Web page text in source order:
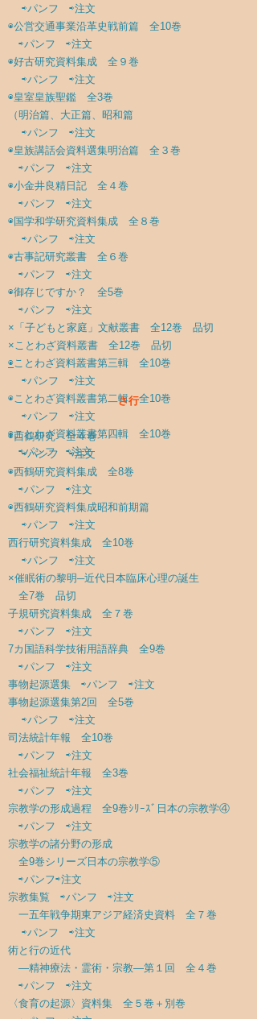
⇨パンフ ⇨注文
◉公営交通事業沿革史戦前篇 全10巻
⇨パンフ ⇨注文
◉好古研究資料集成 全９巻
⇨パンフ ⇨注文
◉皇室皇族聖鑑 全3巻
（明治篇、大正篇、昭和篇
⇨パンフ ⇨注文
◉皇族講話会資料選集明治篇 全３巻
⇨パンフ ⇨注文
◉小金井良精日記 全４巻
⇨パンフ ⇨注文
◉ 国学和学研究資料集成 全８巻
⇨パンフ ⇨注文
◉古事記研究叢書 全６巻
⇨パンフ ⇨注文
◉御存じですか？ 全5巻
⇨パンフ ⇨注文
×「子どもと家庭」文献叢書 全12巻 品切
×ことわざ資料叢書 全12巻 品切
◉ことわざ資料叢書第三輯 全10巻
⇨パンフ ⇨注文
◉ことわざ資料叢書第二輯 全10巻
⇨パンフ ⇨注文
◉ことわざ資料叢書第四輯 全10巻
⇨パンフ ⇨注文
さ行
◉西鶴研究 全４巻
⇨パンフ⇨注文
◉西鶴研究資料集成 全8巻
⇨パンフ ⇨注文
◉西鶴研究資料集成昭和前期篇
⇨パンフ ⇨注文
西行研究資料集成 全10巻
⇨パンフ ⇨注文
×催眠術の黎明─近代日本臨床心理の誕生
全7巻 品切
子規研究資料集成 全７巻
⇨パンフ ⇨注文
7カ国語科学技術用語辞典 全9巻
⇨パンフ ⇨注文
事物起源選集 ⇨パンフ ⇨注文
事物起源選集第2回 全5巻
⇨パンフ ⇨注文
司法統計年報 全10巻
⇨パンフ ⇨注文
社会福祉統計年報 全3巻
⇨パンフ ⇨注文
宗教学の形成過程 全9巻ｼﾘｰｽﾞ日本の宗教学④
⇨パンフ ⇨注文
宗教学の諸分野の形成
全9巻シリーズ日本の宗教学⑤
⇨パンフ⇨注文
宗教集覧 ⇨パンフ ⇨注文
一五年戦争期東アジア経済史資料 全７巻
⇨パンフ ⇨注文
術と行の近代
―精神療法・霊術・宗教―第１回 全４巻
⇨パンフ ⇨注文
〈食育の起源〉資料集 全５巻＋別巻